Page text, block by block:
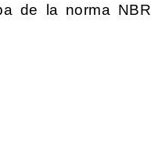
de la norma NBR